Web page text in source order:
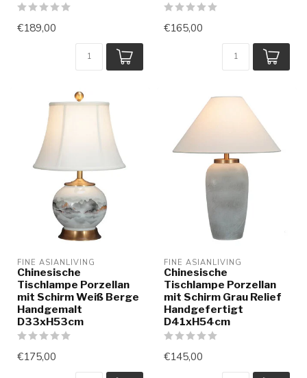
€189,00 €165,00
FINE ASIANLIVING
Chinesische
Tischlampe Porzellan
mit Schirm Weiß Berge
Handgemalt
D33xH53cm
€175,00
FINE ASIANLIVING
Chinesische
Tischlampe Porzellan
mit Schirm Grau Relief
Handgefertigt
D41xH54cm
€145,00